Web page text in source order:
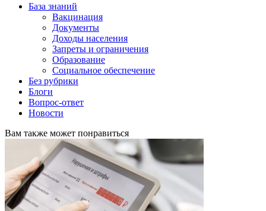
База знаний
Вакцинация
Документы
Доходы населения
Запреты и ограничения
Образование
Социальное обеспечение
Без рубрики
Блоги
Вопрос-ответ
Новости
Вам также может понравиться